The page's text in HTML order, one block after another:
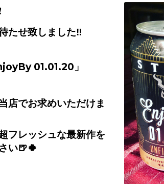
たせ致しました‼️
01.01.20 」
店でお求めいただけま
フレッシュな最新作を
い🍺🍀